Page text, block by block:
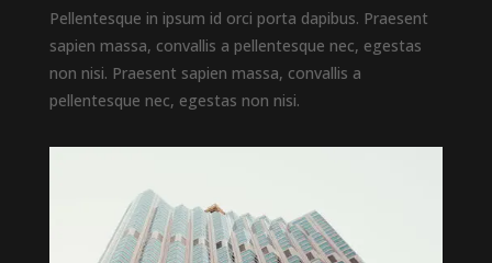
Pellentesque in ipsum id orci porta dapibus. Praesent
sapien massa, convallis a pellentesque nec, egestas
non nisi. Praesent sapien massa, convallis a
pellentesque nec, egestas non nisi.